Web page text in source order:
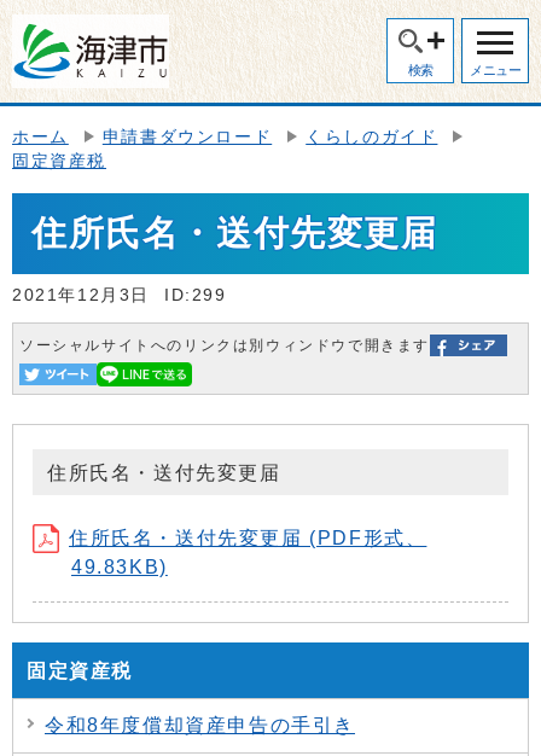
検索 メニュー
ホーム 申請書ダウンロード
くらしのガイド
固定資産税
住所氏名・送付先変更届
2021年12月3日 ID:299
ソーシャルサイトへのリンクは別ウィンドウで開きます
住所氏名・送付先変更届
住所氏名・送付先変更届 (PDF形式、
49.83KB)
固定資産税
令和8年度償却資産申告の手引き